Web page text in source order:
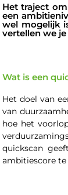
Het traject
een
wel mogelijk
vertellen we
Wat is een
Het doel van
van
hoe het
quickscan
ambitiescore te